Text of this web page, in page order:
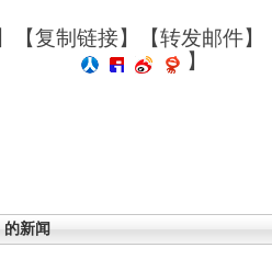
【复制链接】【转发邮件】
】
的新闻